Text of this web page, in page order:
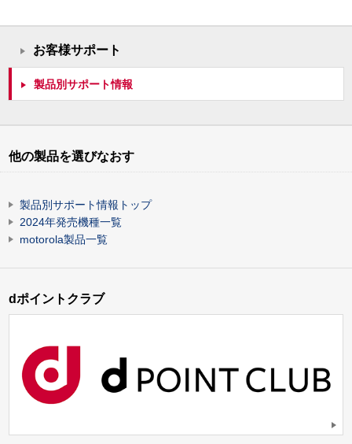
お客様サポート
製品別サポート情報
他の製品を選びなおす
製品別サポート情報トップ
2024年発売機種一覧
motorola製品一覧
dポイントクラブ